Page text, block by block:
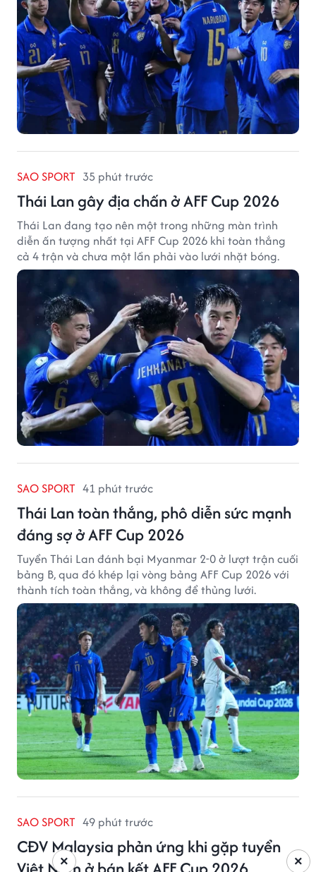
SAO SPORT 35 phút trước
Thái Lan gây địa chấn ở AFF Cup 2026
Thái Lan đang tạo nên một trong những màn trình
diễn ấn tượng nhất tại AFF Cup 2026 khi toàn thắng
cả 4 trận và chưa một lần phải vào lưới nhặt bóng.
SAO SPORT 41 phút trước
Thái Lan toàn thắng, phô diễn sức mạnh
đáng sợ ở AFF Cup 2026
Tuyển Thái Lan đánh bại Myanmar 2-0 ở lượt trận cuối
bảng B, qua đó khép lại vòng bảng AFF Cup 2026 với
thành tích toàn thắng, và không để thủng lưới.
SAO SPORT 49 phút trước
CĐV Malaysia phản ứng khi gặp tuyển
×
×